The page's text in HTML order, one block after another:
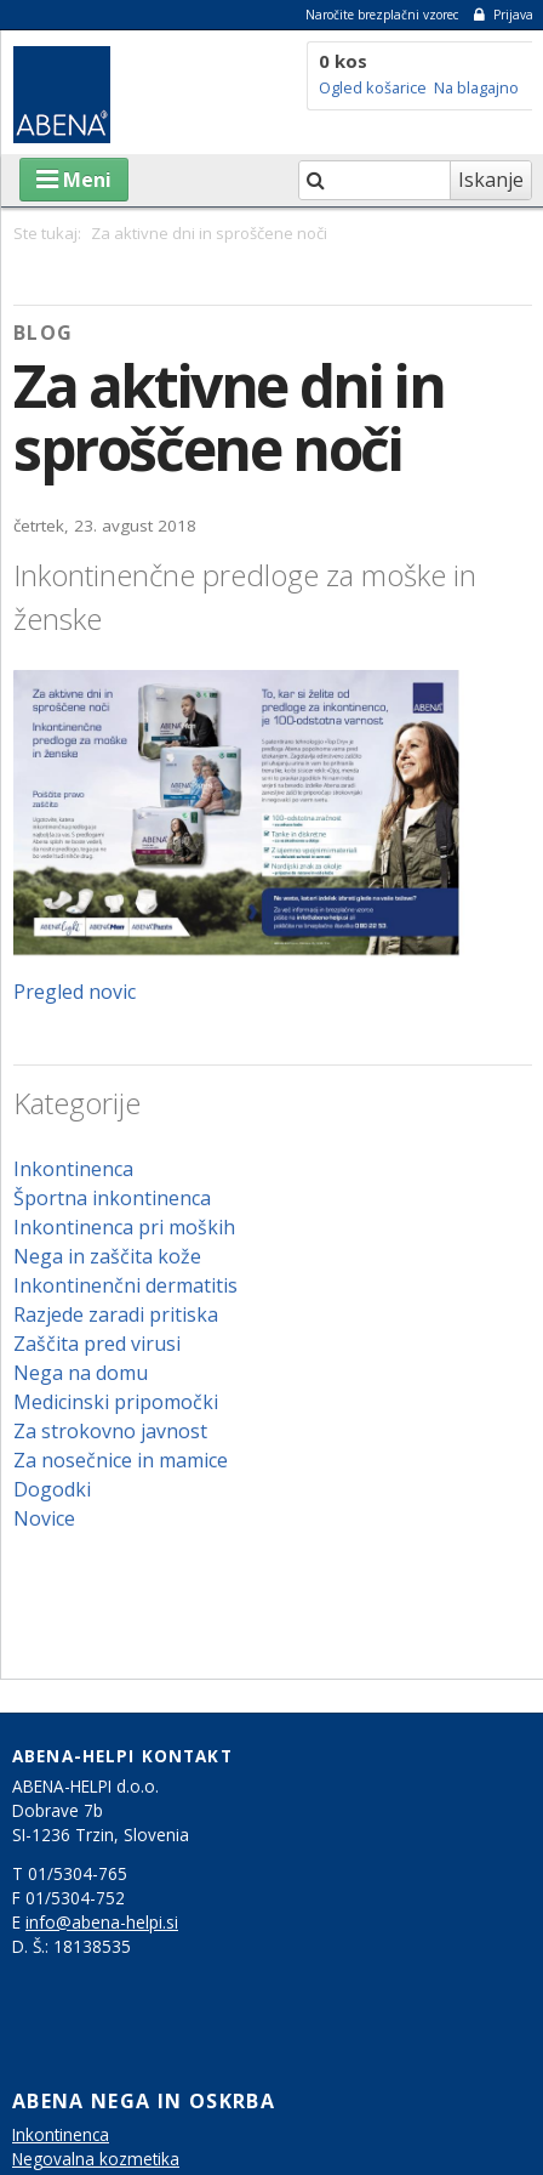
Naročite brezplačni vzorec Prijava
0 kos
Ogled košarice Na blagajno
Iskanje
Meni
O ABENI
TRAJNOSTNOST
SVETOVALNI CENTER
NAROČITE BREZPLAČNI VZOREC
PRIJAVA
Ste tukaj: Za aktivne dni in sproščene noči
BLOG
Za aktivne dni in
sproščene noči
četrtek, 23. avgust 2018
Inkontinenčne predloge za moške in
ženske
Pregled novic
Kategorije
Inkontinenca
Športna inkontinenca
Inkontinenca pri moških
Nega in zaščita kože
Inkontinenčni dermatitis
Razjede zaradi pritiska
Zaščita pred virusi
Nega na domu
Medicinski pripomočki
Za strokovno javnost
Za nosečnice in mamice
Dogodki
Novice
ABENA-HELPI KONTAKT
ABENA-HELPI d.o.o.
Dobrave 7b
SI-1236 Trzin, Slovenia
T 01/5304-765
F 01/5304-752
E info@abena-helpi.si
D. Š.: 18138535
ABENA NEGA IN OSKRBA
Inkontinenca
Negovalna kozmetika